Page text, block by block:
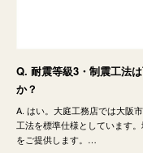
Q. 耐震等級3・制震工法
か？
A. はい。大庭工務店では大阪
工法を標準仕様としています
をご提供します。…